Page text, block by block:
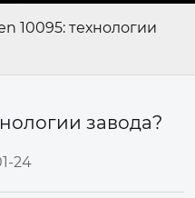
10095: технологии
завода?
24